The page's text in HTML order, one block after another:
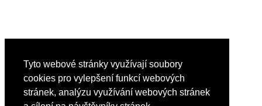
Tyto webové stránky využívají soubory
cookies pro vylepšení funkcí webových
stránek, analýzu využívání webových stránek